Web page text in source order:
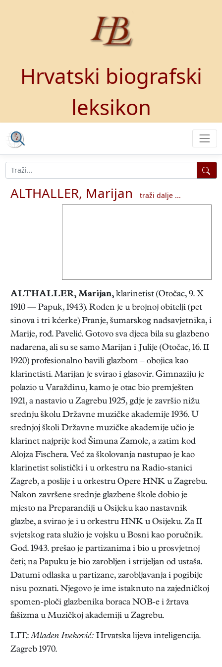
Hrvatski biografski
leksikon
ALTHALLER, Marijan traži dalje ...
ALTHALLER, Marijan, klarinetist (Otočac, 9. X
1910 — Papuk, 1943). Rođen je u brojnoj obitelji (pet
sinova i tri kćerke) Franje, šumarskog nadsavjetnika, i
Marije, rođ. Pavelić. Gotovo sva djeca bila su glazbeno
nadarena, ali su se samo Marijan i Julije (Otočac, 16. II
1920) profesionalno bavili glazbom – obojica kao
klarinetisti. Marijan je svirao i glasovir. Gimnaziju je
polazio u Varaždinu, kamo je otac bio premješten
1921, a nastavio u Zagrebu 1925, gdje je završio nižu
srednju školu Državne muzičke akademije 1936. U
srednjoj školi Državne muzičke akademije učio je
klarinet najprije kod Šimuna Zamole, a zatim kod
Alojza Fischera. Već za školovanja nastupao je kao
klarinetist solistički i u orkestru na Radio-stanici
Zagreb, a poslije i u orkestru Opere HNK u Zagrebu.
Nakon završene srednje glazbene škole dobio je
mjesto na Preparandiji u Osijeku kao nastavnik
glazbe, a svirao je i u orkestru HNK u Osijeku. Za II
svjetskog rata služio je vojsku u Bosni kao poručnik.
God. 1943. prešao je partizanima i bio u prosvjetnoj
četi; na Papuku je bio zarobljen i strijeljan od ustaša.
Datumi odlaska u partizane, zarobljavanja i pogibije
nisu poznati. Njegovo je ime istaknuto na zajedničkoj
spomen-ploči glazbenika boraca NOB-e i žrtava
fašizma u Muzičkoj akademiji u Zagrebu.
LIT.:Mladen Iveković: Hrvatska lijeva inteligencija.
Zagreb 1970.